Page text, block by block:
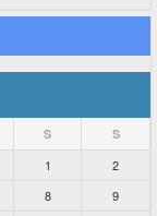
S S
1
2
8
9